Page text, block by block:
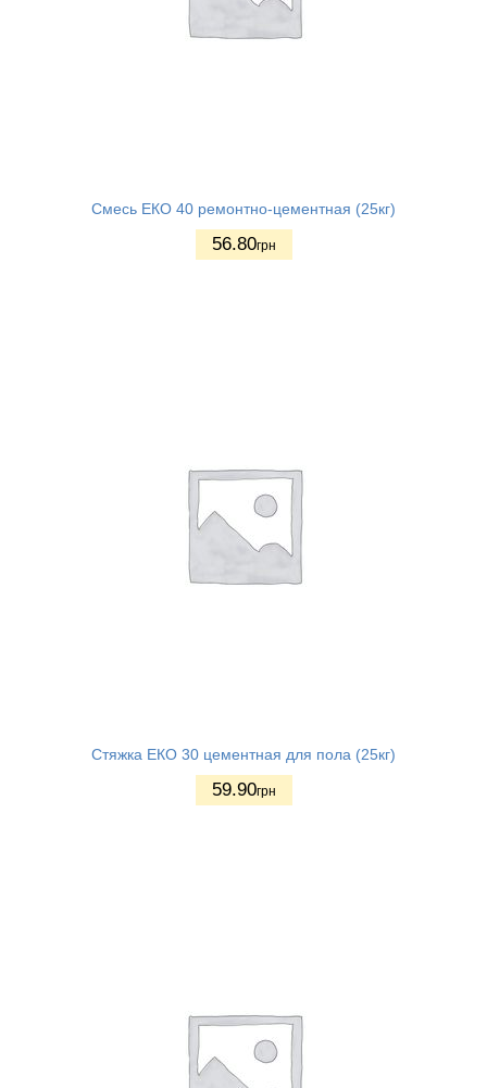
Смесь ЕКО 40 ремонтно-цементная (25кг)
56.80грн
Стяжка ЕКО 30 цементная для пола (25кг)
59.90грн